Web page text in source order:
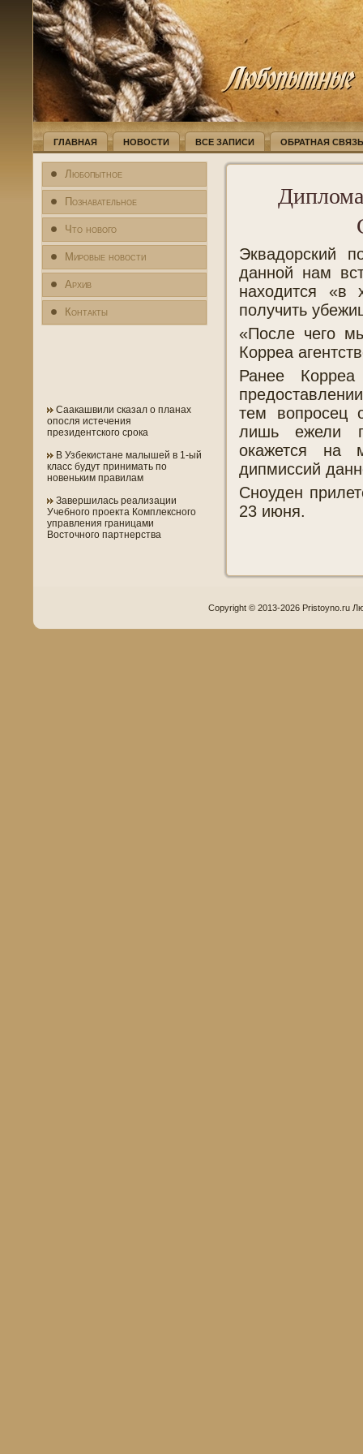
ГЛАВНАЯ НОВОСТИ ВСЕ ЗАПИСИ ОБРАТНАЯ СВЯЗЬ
Любопытное
Познавательное
Что нового
Мировые новости
Архив
Контакты
Саакашвили сказал о планах
опосля истечения
президентского срока
В Узбекистане малышей в 1-ый
класс будут принимать по
новеньким правилам
Завершилась реализации
Учебного проекта Комплексного
управления границами
Восточного партнерства
Эквадорский
данной нам
находится «в
получить
«После чего
Корреа
Ранее
тем вопросец
лишь ежели
окажется на
дипмиссий
Сноуден
23 июня.
Copyright © 2013-2026 Pristoyno.ru